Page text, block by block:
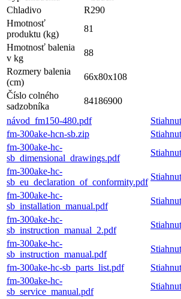
Chladivo
R290
Hmotnosť
produktu (kg)
81
Hmotnosť balenia
v kg
88
Rozmery balenia
(cm)
66x80x108
Číslo colného
sadzobníka
84186900
návod_fm150-480.pdf
fm-300ake-hcn-sb.zip
fm-300ake-hc-
sb_dimensional_drawings.pdf
fm-300ake-hc-
sb_eu_declaration_of_conformity.pdf
fm-300ake-hc-
sb_installation_manual.pdf
fm-300ake-hc-
sb_instruction_manual_2.pdf
fm-300ake-hc-
sb_instruction_manual.pdf
fm-300ake-hc-sb_parts_list.pdf
fm-300ake-hc-
sb_service_manual.pdf